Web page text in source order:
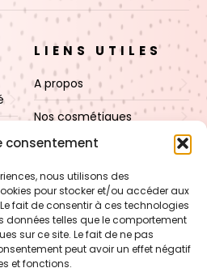
consentement
nous utilisons des
pour stocker et/ou accéder aux
fait de consentir à ces technologies
données telles que le comportement
sur ce site. Le fait de ne pas
peut avoir un effet négatif
et fonctions.
LIENS UTILES
A propos
Nos cosmétiques
Nos cires
Boutique
Contact